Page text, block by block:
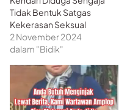
Tidak Bentuk Satgas
Kekerasan Seksual
2 November 2024
dalam "Bidik"